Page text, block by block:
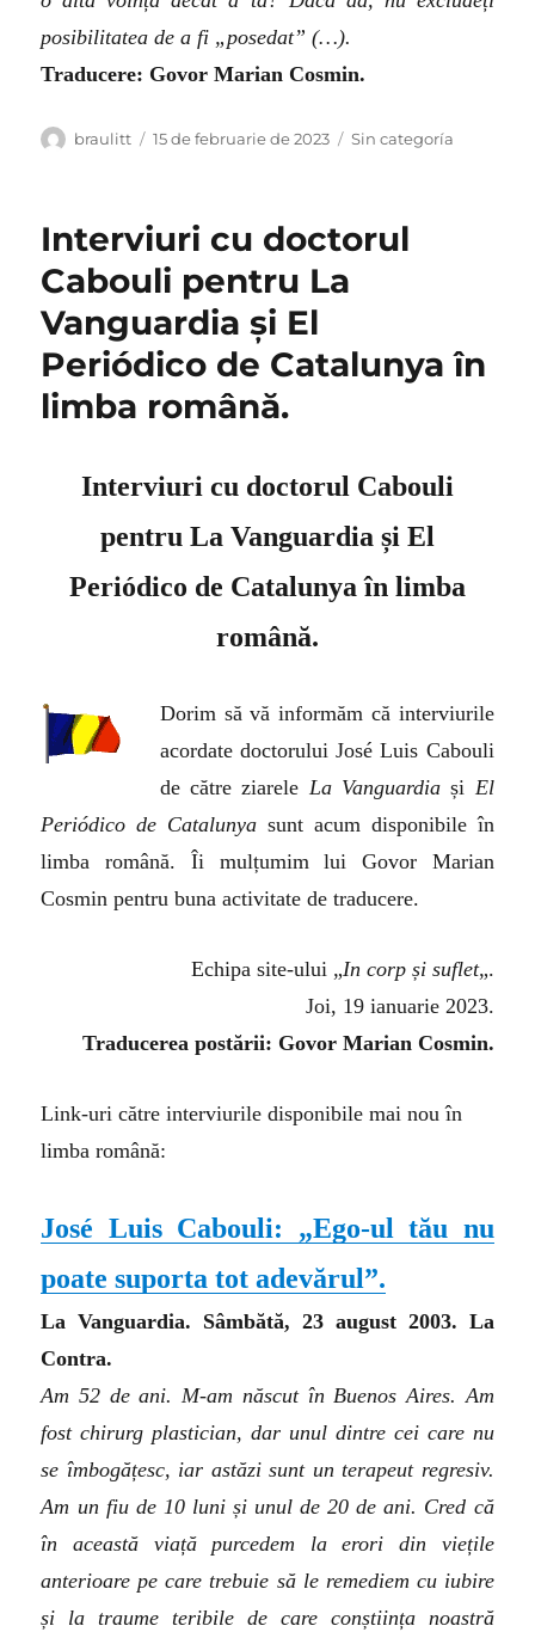
posibilitatea de a fi „posedat” (…).
Traducere: Govor Marian Cosmin.
Autor
braulitt
Publicat
15 de februarie de 2023 Categorii
Sin categoría
Interviuri cu doctorul
Cabouli pentru La
Vanguardia și El
Periódico de Catalunya în
limba română.
Interviuri cu doctorul Cabouli
pentru La Vanguardia și El
Periódico de Catalunya în limba
română.
Dorim să vă informăm că interviurile
acordate doctorului José Luis Cabouli
de către ziarele La Vanguardia și El
Periódico de Catalunya sunt acum disponibile în
limba română. Îi mulțumim lui Govor Marian
Cosmin pentru buna activitate de traducere.
Echipa site-ului „In corp și suflet„.
Joi, 19 ianuarie 2023.
Traducerea postării: Govor Marian Cosmin.
Link-uri către interviurile disponibile mai nou în
limba română:
José Luis Cabouli: „Ego-ul tău nu
poate suporta tot adevărul”.
La Vanguardia. Sâmbătă, 23 august 2003. La
Contra.
Am 52 de ani. M-am născut în Buenos Aires. Am
fost chirurg plastician, dar unul dintre cei care nu
se îmbogățesc, iar astăzi sunt un terapeut regresiv.
Am un fiu de 10 luni și unul de 20 de ani. Cred că
în această viață purcedem la erori din viețile
anterioare pe care trebuie să le remediem cu iubire
și la traume teribile de care conștiința noastră